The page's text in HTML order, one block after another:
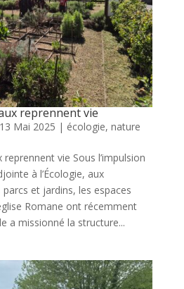
reprennent vie
13 Mai 2025 | écologie, nature
vie Sous l’impulsion
à l’Écologie, aux
et jardins, les espaces
Romane ont récemment
a missionné la structure...